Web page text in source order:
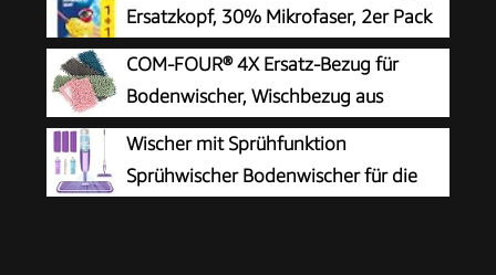
Ersatzkopf, 30% Mikrofaser, 2er Pack
COM-FOUR® 4X Ersatz-Bezug für
Bodenwischer, Wischbezug aus
Microfaser
Wischer mit Sprühfunktion
Sprühwischer Bodenwischer für die